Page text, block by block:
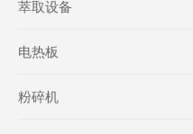
萃取设备
电热板
粉碎机